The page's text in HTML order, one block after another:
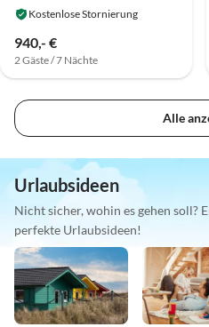
Kostenlose Stornierung
940,- €
2 Gäste / 7 Nächte
Alle
Urlaubsideen
Nicht sicher, wohin es gehen soll?
perfekte Urlaubsideen!